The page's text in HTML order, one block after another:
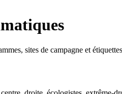
sites de campagne et